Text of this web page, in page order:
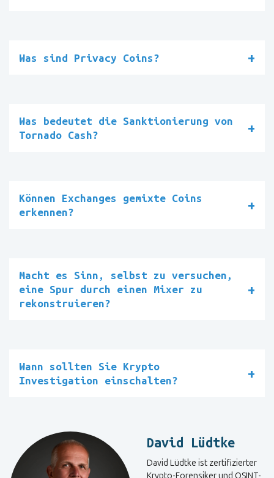
Was sind Privacy Coins?
Was bedeutet die Sanktionierung von
Tornado Cash?
Können Exchanges gemixte Coins
erkennen?
Macht es Sinn, selbst zu versuchen,
eine Spur durch einen Mixer zu
rekonstruieren?
Wann sollten Sie Krypto
Investigation einschalten?
David Lüdtke
David Lüdtke ist zertifizierter